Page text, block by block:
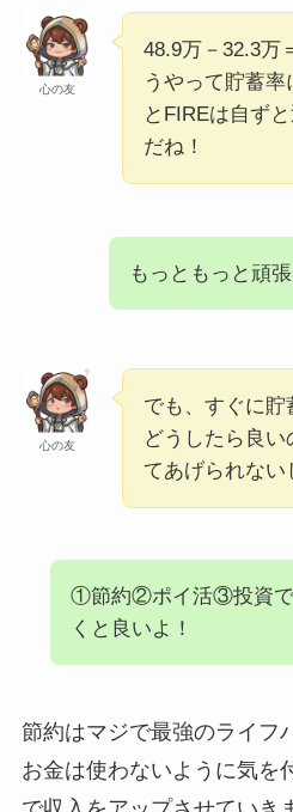
心の友
48.9万－32.3万
うやって貯蓄率
とFIREは自ず
だね！
もっともっと頑
心の友
でも、すぐに貯
どうしたら良い
てあげられない
①節約②ポイ活③投資で
くと良いよ！
節約はマジで最強のライフ
お金は使わないように気を